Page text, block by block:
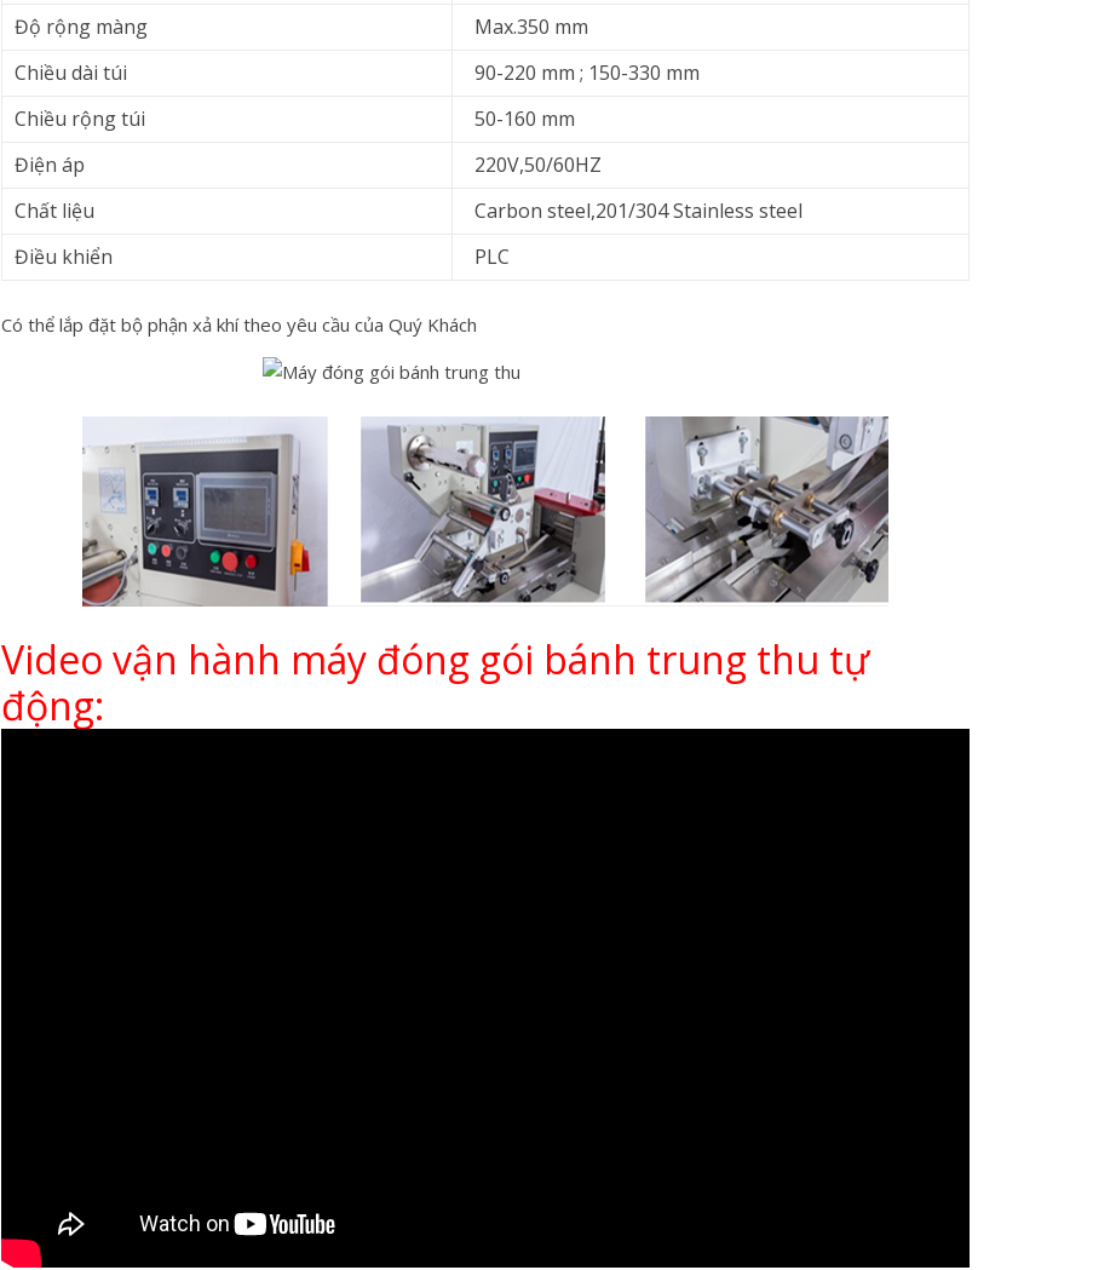
Độ rộng màng
Max.350 mm
Chiều dài túi
90-220 mm ; 150-330 mm
Chiều rộng túi
50-160 mm
Điện áp
220V,50/60HZ
Chất liệu
Carbon steel,201/304 Stainless steel
Điều khiển
PLC
Có thể lắp đặt bộ phận xả khí theo yêu cầu của Quý Khách
Video vận hành máy đóng gói bánh trung thu tự
động: